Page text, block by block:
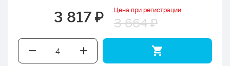
3 817 ₽ Цена при регистрации
3 664 ₽